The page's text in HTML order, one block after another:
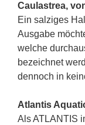
Caulastrea,
Ein salziges
Ausgabe
welche
bezeichnet
dennoch in
Atlantis
Als ATLANTIS